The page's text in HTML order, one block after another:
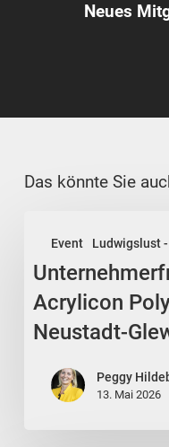
Neues
Das könnte Sie
Event Ludwigslust
Acrylicon
Polymers
GmbH
Neustadt-
Glewe
Acrylicon
Neustadt-
Peggy
13. Mai 2026